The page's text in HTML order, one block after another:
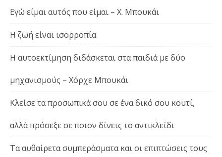
Εγώ είμαι αυτός που είμαι – Χ. Μπουκάι
Η ζωή είναι ισορροπία
Η αυτοεκτίμηση διδάσκεται στα παιδιά με δύο
μηχανισμούς – Χόρχε Μπουκάι
Κλείσε τα προσωπικά σου σε ένα δικό σου κουτί,
αλλά πρόσεξε σε ποιον δίνεις το αντικλείδι
Τα αυθαίρετα συμπεράσματα και οι επιπτώσεις τους